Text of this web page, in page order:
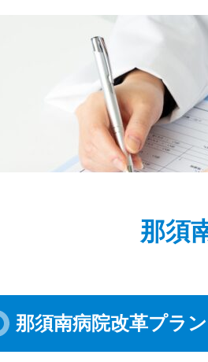
那須
那須南病院改革プラン